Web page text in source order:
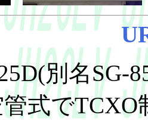
別名SG-
式でTCXO